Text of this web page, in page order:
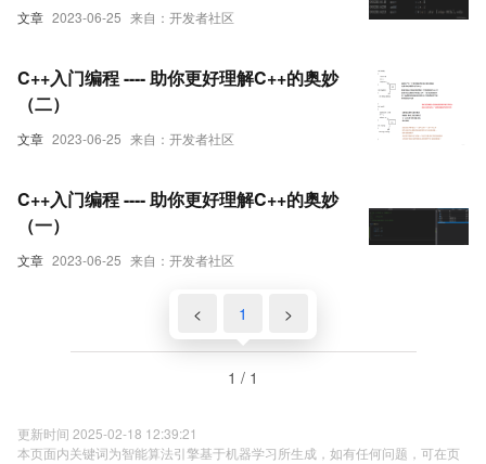
文章 2023-06-25 来自：开发者社区
文章 2023-06-25 来自：开发者社区
C++入门编程 ---- 助你更好理解C++的奥妙
（二）
文章 2023-06-25 来自：开发者社区
C++入门编程 ---- 助你更好理解C++的奥妙
（一）
< 1 >
1 / 1
更新时间 2025-02-18 12:39:21
本页面内关键词为智能算法引擎基于机器学习所生成，如有任何问题，可在页